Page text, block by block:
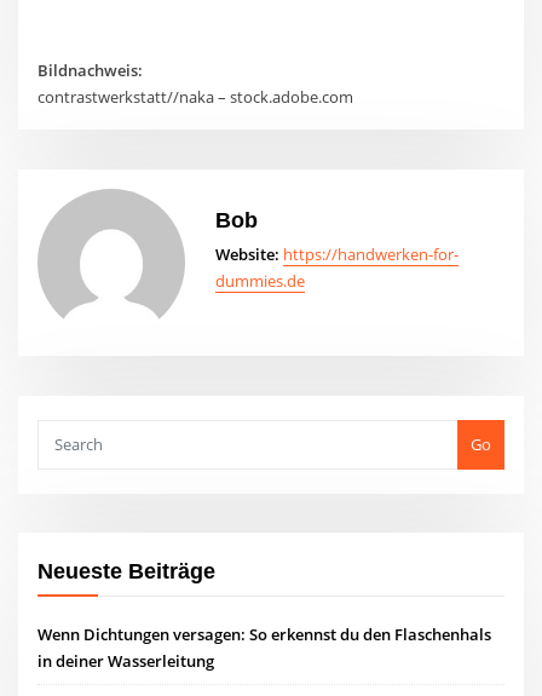
Bildnachweis:
contrastwerkstatt//naka – stock.adobe.com
Bob
Website: https://handwerken-for-
dummies.de
Go
Neueste Beiträge
Wenn Dichtungen versagen: So erkennst du den Flaschenhals
in deiner Wasserleitung